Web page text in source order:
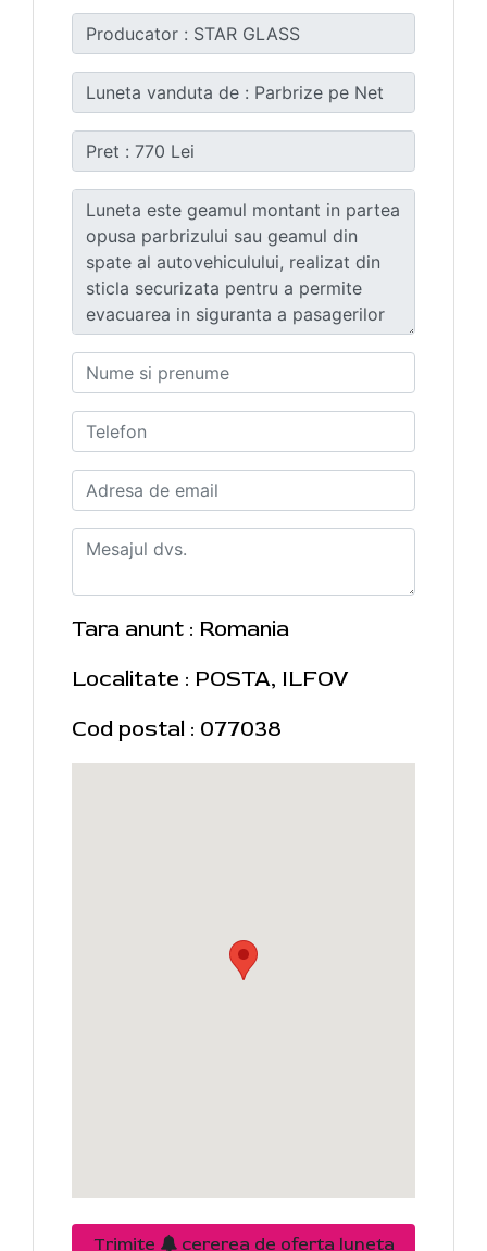
Tara anunt : Romania
Localitate : POSTA, ILFOV
Cod postal : 077038
Trimite cererea de oferta luneta